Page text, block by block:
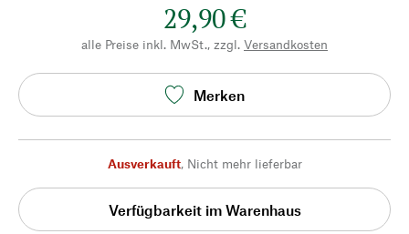
29,90 €
alle Preise inkl. MwSt., zzgl. Versandkosten
Merken
Ausverkauft, Nicht mehr lieferbar
Verfügbarkeit im Warenhaus